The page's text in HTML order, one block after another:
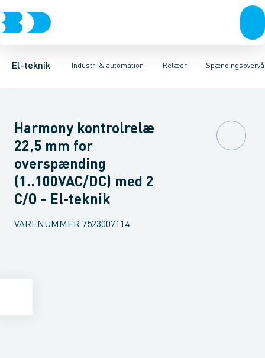
El-teknik Industri & automation
Afbrydere, stikkontakter & lampeudtagForgreningsmateriel
Relæer
Industristiksystemer Frekvensomformere og softstartere
TidsrelæTemperaturovervågningsrelæ
Harmony kontrolrelæ
22,5 mm for
overspænding
(1..100VAC/DC) med 2
C/O - El-teknik
VARENUMMER 7523007114